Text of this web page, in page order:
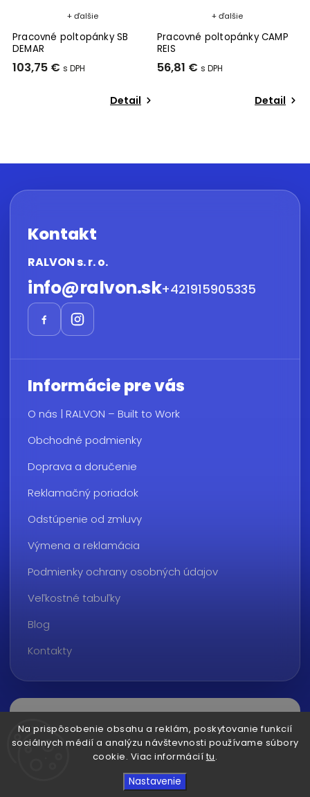
Na prispôsobenie obsahu a reklám, poskytovanie funkcií
sociálnych médií a analýzu návštevnosti používame súbory
cookie. Viac informácií tu.
Nastavenie
+ ďalšie
Pracovné poltopánky SB
DEMAR
103,75 €
Detail
+ ďalšie
Pracovné poltopánky CAMP
REIS
56,81 €
Detail
Kontakt
RALVON s. r. o.
info@ralvon.sk+421915905335
Informácie pre vás
O nás | RALVON – Built to Work
Obchodné podmienky
Doprava a doručenie
Reklamačný poriadok
Odstúpenie od zmluvy
Výmena a reklamácia
Podmienky ochrany osobných údajov
Veľkostné tabuľky
Blog
Kontakty
ralvon.sk. Všetky práva vyhradené.
Upraviť nastavenie cookies